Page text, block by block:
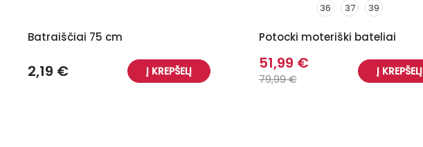
Batraiščiai 75 cm
2,19 € Į KREPŠELĮ
36 37 39
Potocki moteriški bateliai
51,99 €
79,99 €
Į KREPŠELĮ